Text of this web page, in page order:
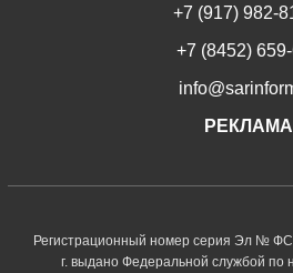
+7 (917) 982-
+7 (8452)
РЕКЛАМА
Регистрационный номер серия Эл №
г. выдано Федеральной службой по